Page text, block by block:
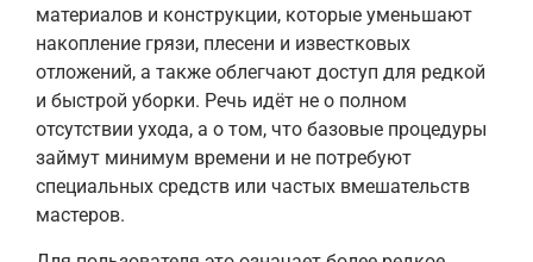
материалов и конструкции, которые уменьшают
накопление грязи, плесени и известковых
отложений, а также облегчают доступ для редкой
и быстрой уборки. Речь идёт не о полном
отсутствии ухода, а о том, что базовые процедуры
займут минимум времени и не потребуют
специальных средств или частых вмешательств
мастеров.